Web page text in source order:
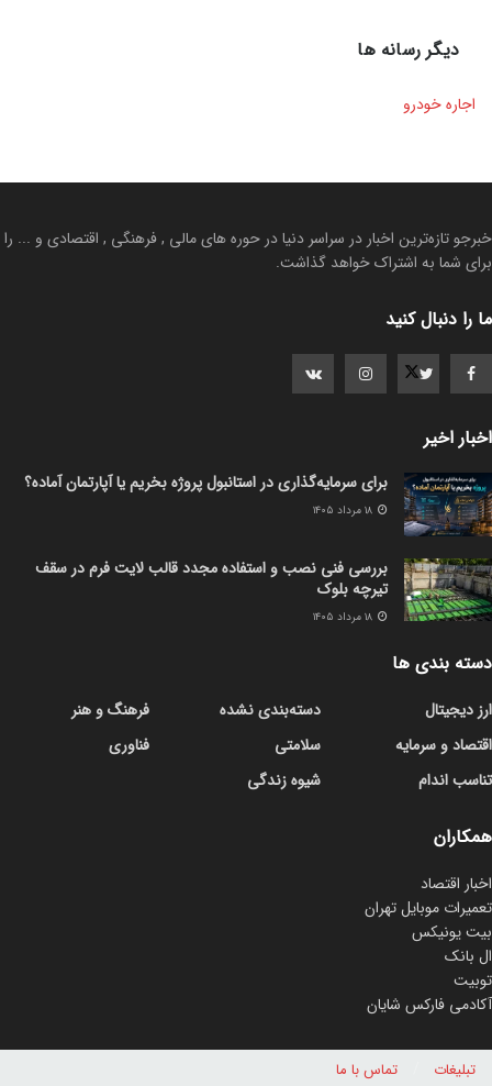
دیگر رسانه ها
اجاره خودرو
خبرجو تازه‌ترین اخبار در سراسر دنیا در حوره های مالی , فرهنگی , اقتصادی و ... را
برای شما به اشتراک خواهد گذاشت.
ما را دنبال کنید
اخبار اخیر
برای سرمایه‌گذاری در استانبول پروژه بخریم یا آپارتمان آماده؟
بررسی فنی نصب و استفاده مجدد قالب لایت فرم در سقف
تیرچه بلوک
دسته بندی ها
ارز دیجیتال
اقتصاد و سرمایه
تناسب اندام
دسته‌بندی نشده
سلامتی
شیوه زندگی
فرهنگ و هنر
فناوری
همکاران
اخبار اقتصاد
تعمیرات موبایل تهران
بیت یونیکس
ال بانک
توبیت
آکادمی فارکس شایان
تبلیغات تماس با ما